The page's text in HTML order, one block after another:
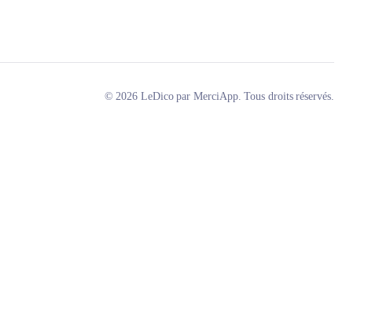
© 2026 LeDico par MerciApp. Tous droits réservés.